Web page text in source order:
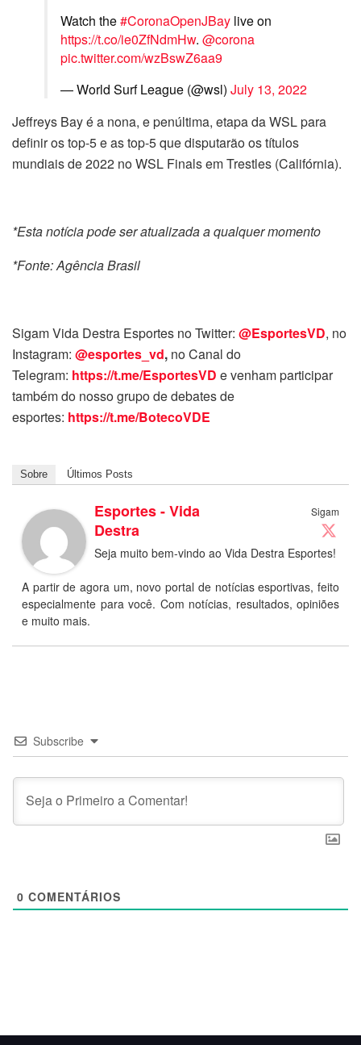
Watch the#CoronaOpenJBay live on
https://t.co/ie0ZfNdmHw. @corona
pic.twitter.com/wzBswZ6aa9
— World Surf League (@wsl) July 13, 2022
Jeffreys Bay é a nona, e penúltima, etapa da WSL para
definir os top-5 e as top-5 que disputarão os títulos
mundiais de 2022 no WSL Finals em Trestles (Califórnia).
*Esta notícia pode ser atualizada a qualquer momento
*Fonte: Agência Brasil
Sigam Vida Destra Esportes no Twitter: @EsportesVD, no
Instagram: @esportes_vd, no Canal do
Telegram: https://t.me/EsportesVD e venham participar
também do nosso grupo de debates de
esportes: https://t.me/BotecoVDE
Sobre Últimos Posts
Sigam
Esportes - Vida
Destra
Seja muito bem-vindo ao Vida Destra Esportes!
A partir de agora um, novo portal de notícias esportivas, feito
especialmente para você. Com notícias, resultados, opiniões
e muito mais.
Subscribe
0 COMENTÁRIOS